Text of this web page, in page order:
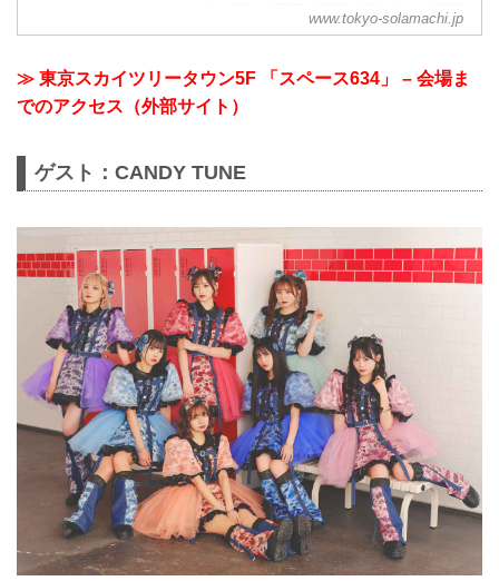
す、新しい下町「東京ソラマチ」。東京
スカイツリーとともに都心と東武沿線、
www.tokyo-solamachi.jp
≫ 東京スカイツリータウン5F 「スペース634」 – 会場ま
でのアクセス（外部サイト）
ゲスト：CANDY TUNE